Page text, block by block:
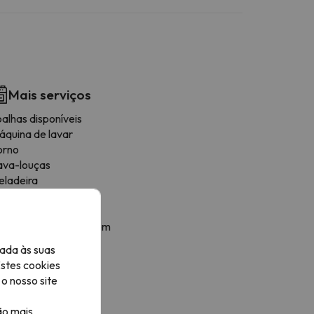
Mais serviços
disponíveis
de lavar
louças
de secagem
de cuisine
às suas
cookies
nosso site
mais